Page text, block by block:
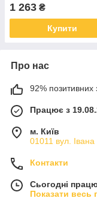
випікання XI-46
1 263 ₴
Купити
Про нас
92% позитивних
Працює з
м. Київ
01011 вул.
Контакти
Сьогодні
Показати весь